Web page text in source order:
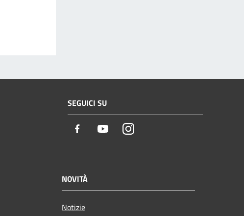
SEGUICI SU
Facebook YoutubeInstagram
NOVITÀ
Notizie